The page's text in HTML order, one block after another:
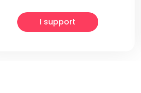
I support